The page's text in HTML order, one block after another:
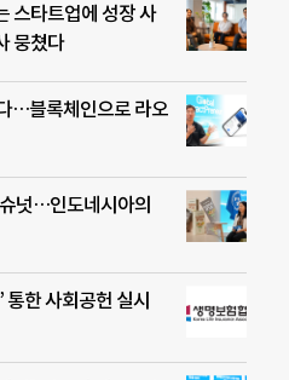
스타트업에 성장 사
뭉쳤다
…블록체인으로 라오
넛…인도네시아의
통한 사회공헌 실시